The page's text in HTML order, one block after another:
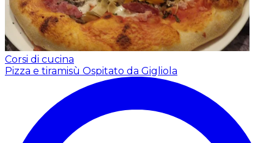
Corsi di cucina
Pizza e tiramisù Ospitato da Gigliola